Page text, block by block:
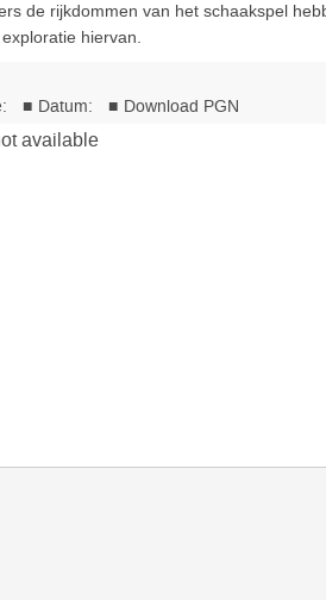
de rijkdommen van het schaakspel
hiervan.